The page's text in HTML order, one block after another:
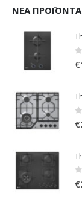
ΝΈΑ ΠΡΟΪΌΝΤΑ
0
€
€
€